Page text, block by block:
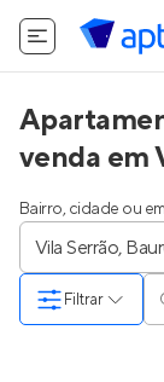
venda em
Bairro, cidade ou
Filtrar